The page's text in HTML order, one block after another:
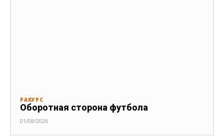
РАКУРС
Оборотная сторона футбола
01/08/2026